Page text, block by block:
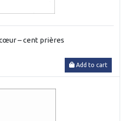
– cent prières
Add to cart